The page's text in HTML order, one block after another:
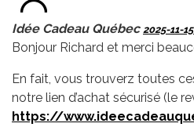
Idée Cadeau Québec 2025-11-
Bonjour Richard et merci
En fait, vous trouverz toutes
notre lien d’achat sécurisé (le
https://